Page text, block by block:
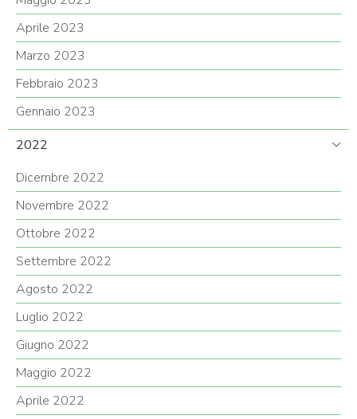
Aprile 2023
Marzo 2023
Febbraio 2023
Gennaio 2023
2022
Dicembre 2022
Novembre 2022
Ottobre 2022
Settembre 2022
Agosto 2022
Luglio 2022
Giugno 2022
Maggio 2022
Aprile 2022